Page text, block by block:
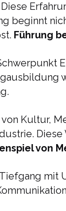
beginnt
Führung
Kultur,
von
mit